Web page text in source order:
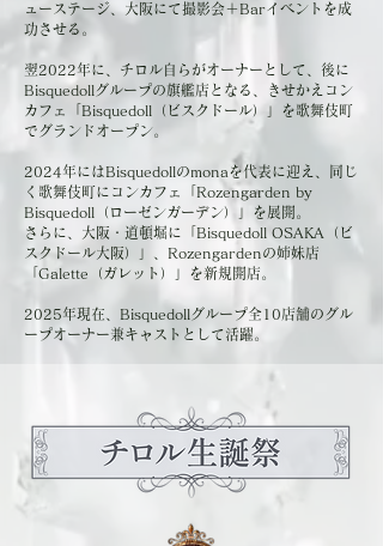
ューステージ、大阪にて撮影会＋Barイベントを成
功させる。
翌2022年に、チロル自らがオーナーとして、後に
Bisquedollグループの旗艦店となる、きせかえコン
カフェ「Bisquedoll（ビスクドール）」を歌舞伎町
でグランドオープン。
2024年にはBisquedollのmonaを代表に迎え、同じ
く歌舞伎町にコンカフェ「Rozengarden by
Bisquedoll（ローゼンガーデン）」​を展開。
さらに、大阪・道頓堀に「Bisquedoll OSAKA（ビ
スクドール大阪）」
​、Rozengardenの姉妹店
「Galette（ガレット）」を新規開店。
2025年現在、Bisquedollグループ全10店舗のグル
ープオーナー兼キャストとして活躍。